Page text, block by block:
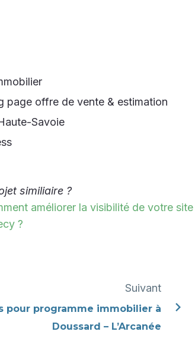
page offre de vente & estimation
Savoie
similiaire ?
améliorer la visibilité de votre site
?
Suivant
pour programme immobilier à
Doussard – L’Arcanée